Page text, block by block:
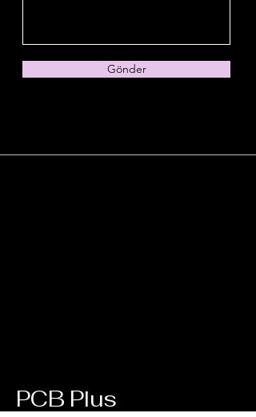
Gönder
PCB Plus